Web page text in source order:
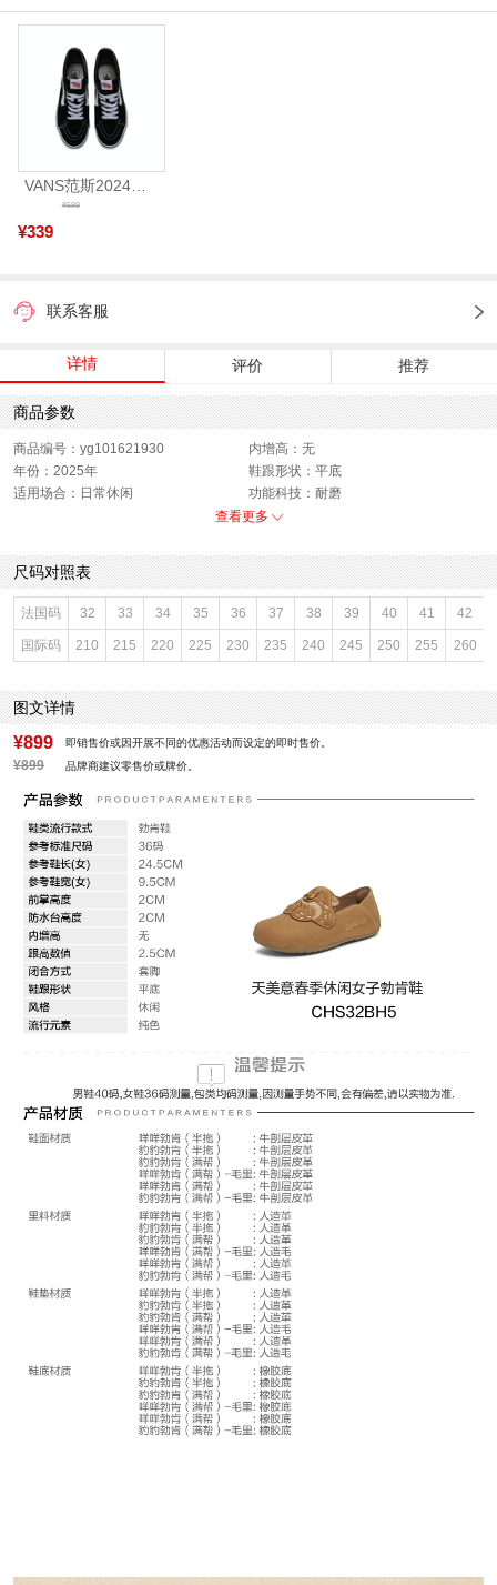
VANS范斯2024中性SK8-HiCL帆布鞋/硫化鞋VN000D5IB8C
¥339
¥599
联系客服
详情 评价 推荐
商品参数
商品编号：yg101621930
内增高：无
年份：2025年
鞋跟形状：平底
适用场合：日常休闲
功能科技：耐磨
销售季：2025年春季
鞋帮：低帮
鞋底材质：橡胶底
参考鞋宽(女)：9.5CM
色系：棕色
鞋类流行款式：勃肯鞋
流行元素：纯色
参考标准尺码：36码
闭合方式：套脚
前掌高度：2CM
款式季节：春季
执行标准：舒适上班鞋Q/LR001-2023
风格分类：勃肯鞋
鞋头款式：圆头
鞋面材质：牛剖层皮革
鞋面图案：纯色
参考鞋长(女)：24.5CM
制鞋工艺：胶贴皮鞋
里料材质：人造革
所在区域：电子商务
防水台高度：2CM
风格：休闲
查看更多
尺码对照表
法国码 32 33 34 35 36 37 38 39 40 41 42
国际码 210 215 220 225 230 235 240 245 250 255 260
图文详情
¥899 即销售价或因开展不同的优惠活动而设定的即时售价。
¥899 品牌商建议零售价或牌价。